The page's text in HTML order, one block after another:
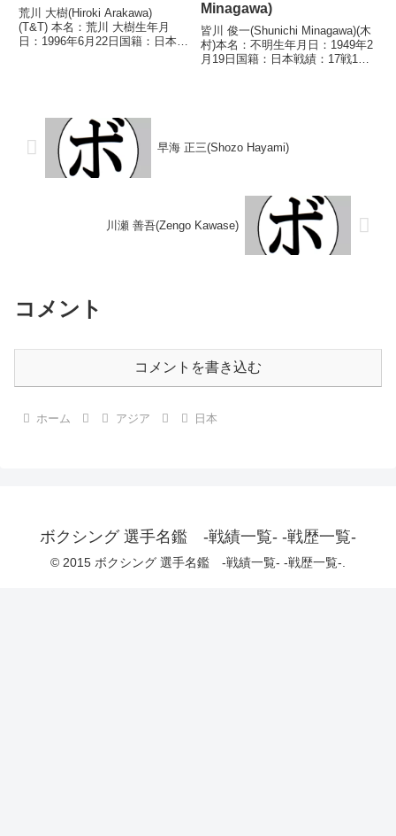
荒川 大樹(Hiroki Arakawa)
(T&T) 本名：荒川 大樹生年月
日：1996年6月22日国籍：日本戦
Minagawa)
皆川 俊一(Shunichi Minagawa)(木
村)本名：不明生年月日：1949年2
月19日国籍：日本戦績：17戦13
早海 正三(Shozo Hayami)
川瀬 善吾(Zengo Kawase)
コメント
コメントを書き込む
ホーム アジア 日本
ボクシング 選手名鑑 -戦績一覧- -戦歴一覧-
© 2015 ボクシング 選手名鑑 -戦績一覧- -戦歴一覧-.